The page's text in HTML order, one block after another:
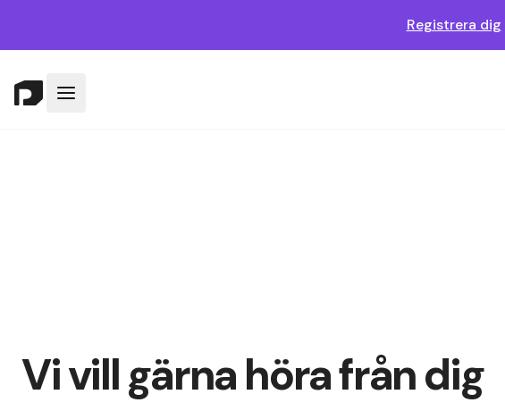
Registrera dig
Vi vill gärna höra från dig